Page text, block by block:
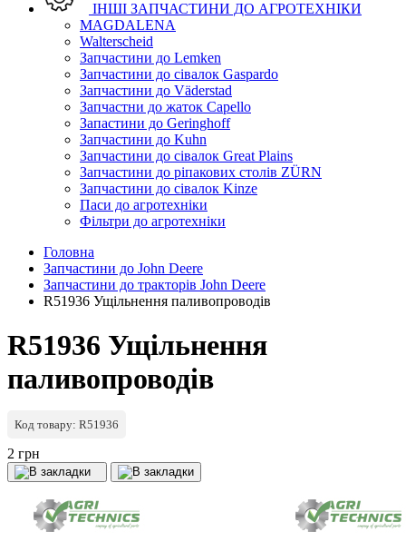
ІНШІ ЗАПЧАСТИНИ ДО АГРОТЕХНІКИ
MAGDALENA
Walterscheid
Запчастини до Lemken
Запчастини до сівалок Gaspardo
Запчастини до Väderstad
Запчастни до жаток Capello
Запастини до Geringhoff
Запчастини до Kuhn
Запчастини до сівалок Great Plains
Запчастини до ріпакових столів ZÜRN
Запчастини до сівалок Kinze
Паси до агротехніки
Фільтри до агротехніки
Головна
Запчастини до John Deere
Запчастини до тракторів John Deere
R51936 Ущільнення паливопроводів
R51936 Ущільнення
паливопроводів
Код товару: R51936
2 грн